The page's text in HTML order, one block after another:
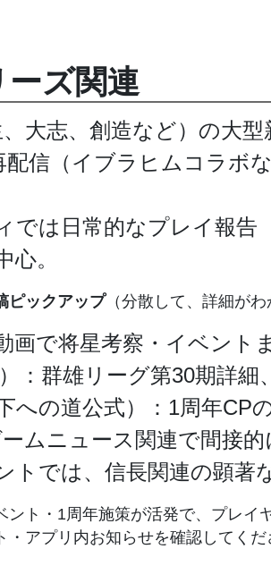
ズ関連
大志、創造など）の大
配信（イブラヒムコラボ
では日常的なプレイ報
。
ピックアップ（分散して、詳細が
画で将星考察・イベン
）：群雄リーグ第30期詳
下への道公式）：1周年CP
ームニュース関連で間接
トでは、信長関連の顕著
ト・1周年施策が活発で、プレ
アプリ内お知らせを確認してくだ